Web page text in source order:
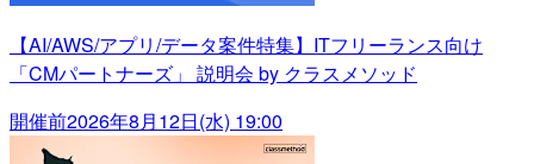
【AI/AWS/アプリ/データ案件特集】ITフリーランス向け
「CMパートナーズ」 説明会 by クラスメソッド
開催前2026年8月12日(水) 19:00